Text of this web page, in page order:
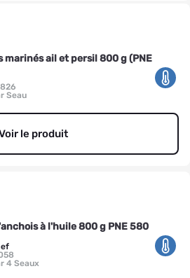
marinés ail et persil 800 g (PNE
Seau
le produit
à l'huile 800 g PNE 580
4 Seaux